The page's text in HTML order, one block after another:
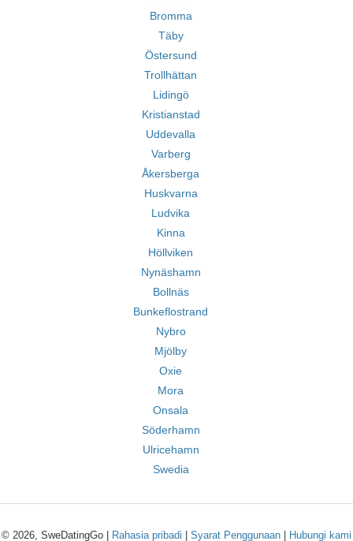
Bromma
Täby
Östersund
Trollhättan
Lidingö
Kristianstad
Uddevalla
Varberg
Åkersberga
Huskvarna
Ludvika
Kinna
Höllviken
Nynäshamn
Bollnäs
Bunkeflostrand
Nybro
Mjölby
Oxie
Mora
Onsala
Söderhamn
Ulricehamn
Swedia
© 2026, SweDatingGo | Rahasia pribadi Syarat Penggunaan Hubungi kami